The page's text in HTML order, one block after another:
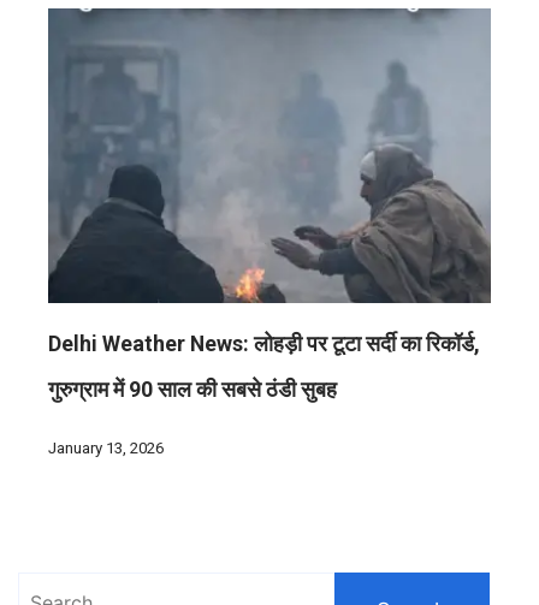
Delhi Weather News: लोहड़ी पर टूटा सर्दी का रिकॉर्ड,
गुरुग्राम में 90 साल की सबसे ठंडी सुबह
January 13, 2026
Search